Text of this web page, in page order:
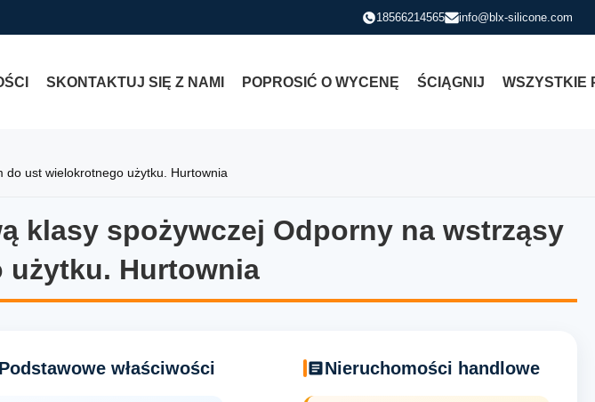
18566214565 info@blx-silicone.com
SKONTAKTUJ SIĘ Z NAMI POPROSIĆ O WYCENĘ ŚCIĄGNIJ WSZYSTKIE
ust wielokrotnego użytku. Hurtownia
klasy spożywczej Odporny na wstrząsy
użytku. Hurtownia
klasy spożywczej Odporny na wstrząsy
Podstawowe właściwości Nieruchomości handlowe